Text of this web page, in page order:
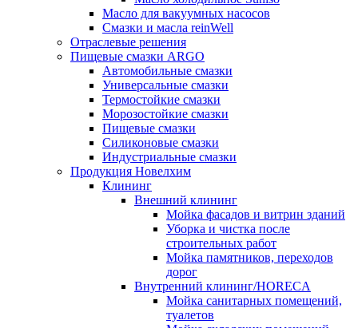
Масло для вакуумных насосов
Смазки и масла reinWell
Отраслевые решения
Пищевые смазки ARGO
Автомобильные смазки
Универсальные смазки
Термостойкие смазки
Морозостойкие смазки
Пищевые смазки
Силиконовые смазки
Индустриальные смазки
Продукция Новелхим
Клининг
Внешний клининг
Мойка фасадов и витрин зданий
Уборка и чистка после
строительных работ
Мойка памятников, переходов
дорог
Внутренний клининг/HORECA
Мойка санитарных помещений,
туалетов